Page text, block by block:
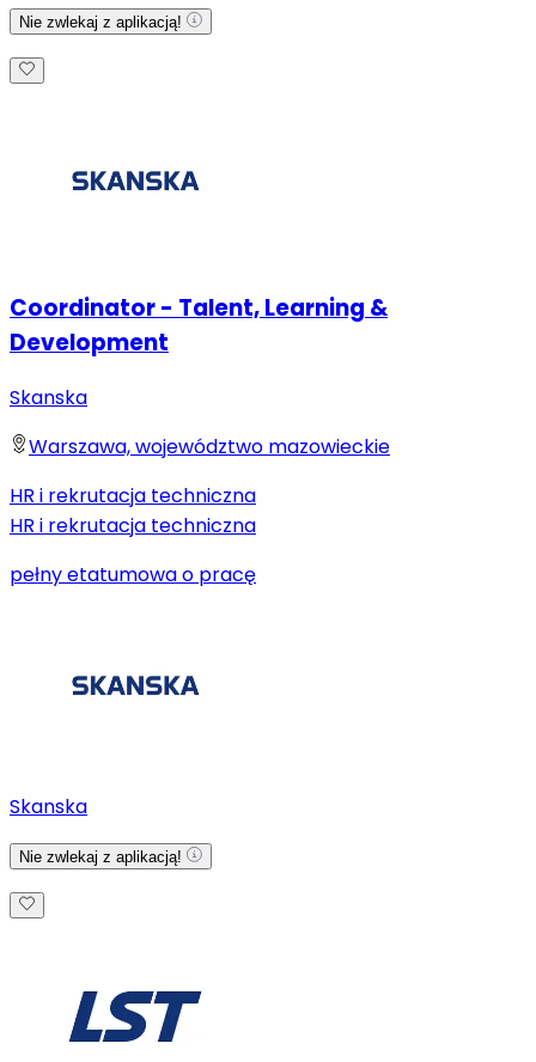
Nie zwlekaj z aplikacją!
Coordinator - Talent, Learning &
Development
Skanska
Warszawa, województwo mazowieckie
HR i rekrutacja techniczna
HR i rekrutacja techniczna
pełny etatumowa o pracę
Skanska
Nie zwlekaj z aplikacją!